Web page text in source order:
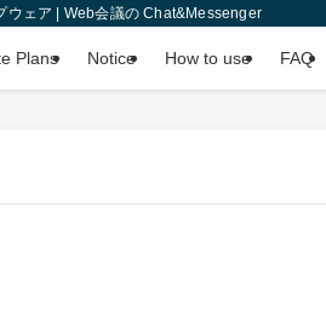
ウェア | Web会議の Chat&Messenger
Plans Notice How to use FAQ